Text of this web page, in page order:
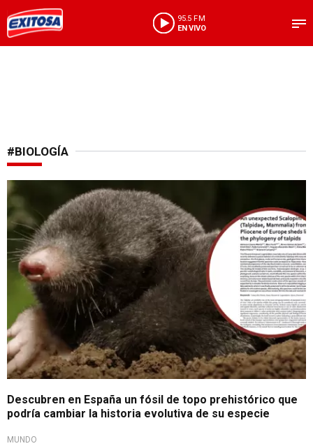
95.5 FM
EN VIVO
#BIOLOGÍA
Impactante hallazgo
Descubren en España un fósil de topo prehistórico que
podría cambiar la historia evolutiva de su especie
MUNDO